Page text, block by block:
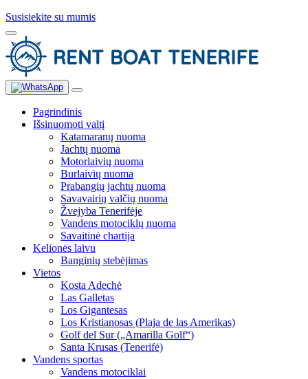
Susisiekite su mumis
Pagrindinis
Išsinuomoti valtį
Katamaranų nuoma
Jachtų nuoma
Motorlaivių nuoma
Burlaivių nuoma
Prabangių jachtų nuoma
Savavairių valčių nuoma
Žvejyba Tenerifėje
Vandens motociklų nuoma
Savaitinė chartija
Kelionės laivu
Banginių stebėjimas
Vietos
Kosta Adechė
Las Galletas
Los Gigantesas
Los Kristianosas (Plaja de las Amerikas)
Golf del Sur („Amarilla Golf“)
Santa Krusas (Tenerifė)
Vandens sportas
Vandens motociklai